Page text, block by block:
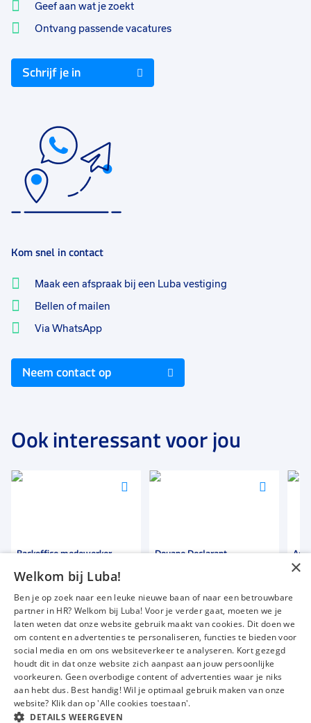
Geef aan wat je zoekt
Ontvang passende vacatures
Schrijf je in
Kom snel in contact
Maak een afspraak bij een Luba vestiging
Bellen of mailen
Via WhatsApp
Neem contact op
Ook interessant voor jou
Voeg
Backoffice medewerker
36 tot 40 uur
Uitzicht op vaste dienst
Voeg
Douane Declarant
Uitzicht op vaste dienst
€ 2600 € 4000
Vacatures
Over ons
Werken bij Luba
Voor werkgevers
×
Welkom bij Luba!
Ben je op zoek naar een leuke nieuwe baan of naar een betrouwbare
partner in HR? Welkom bij Luba! Voor je verder gaat, moeten we je
laten weten dat onze website gebruik maakt van cookies. Dit doen we
om content en advertenties te personaliseren, functies te bieden voor
social media en om ons websiteverkeer te analyseren. Kort gezegd
houdt dit in dat onze website zich aanpast aan jouw persoonlijke
voorkeuren. Geen overbodige content of advertenties waar je niks
aan hebt dus. Best handig! Wil je optimaal gebruik maken van onze
website? Klik dan op 'Alle cookies toestaan'.
DETAILS WEERGEVEN